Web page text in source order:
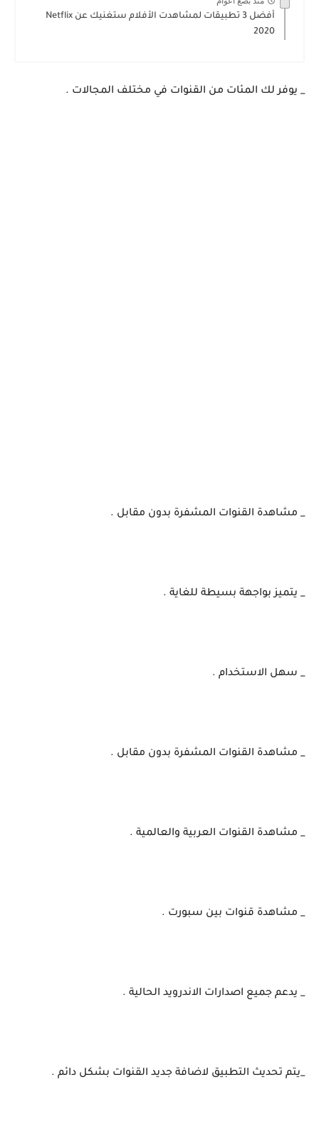
أفضل 3 تطبيقات لمشاهدت الأفلام ستغنيك عن Netflix
2020
_ يوفر لك المئات من القنوات في مختلف المجالات .
_ مشاهدة القنوات المشفرة بدون مقابل .
_ يتميز بواجهة بسيطة للغاية .
_ سهل الاستخدام .
_ مشاهدة القنوات المشفرة بدون مقابل .
_ مشاهدة القنوات العربية والعالمية .
_ مشاهدة قنوات بين سبورت .
_ يدعم جميع اصدارات الاندرويد الحالية .
_يتم تحديث التطبيق لاضافة جديد القنوات بشكل دائم .